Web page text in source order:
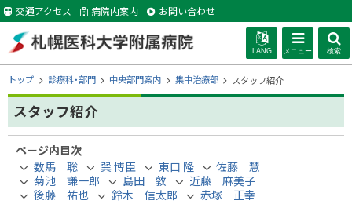
本
へ
交通アクセス 病院内案内 お問い合わせ
札幌医科大学附
属病院
LANG メニュー 検索
現
在
位
置
の
階
トップ 診療科・部門 中央部門案内 集中治療部 スタッフ紹介
スタッフ紹介
ページ内目次
数馬 聡
巽 博臣 東口 隆
佐藤 慧
菊池 謙一郎
島田 敦
近藤 麻美子
後藤 祐也
鈴木 信太郎 赤塚 正幸